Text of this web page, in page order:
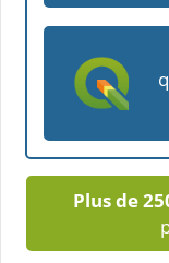
Plus de